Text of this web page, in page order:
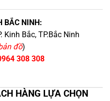
BẮC NINH:
Kinh Bắc, TP.Bắc Ninh
đồ)
308 308
HÀNG LỰA CHỌN